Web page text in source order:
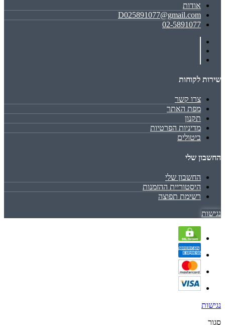
אודות
D025891077@gmail.com
02-5891077
שירות לקוחות
צרו קשר
מפת האתר
תקנון
מדיניות הפרטיות
ביטולים
החשבון שלי
החשבון שלי
היסטוריית ההזמנות
רשימת תפוצה
נגישות
נגישות
סגור